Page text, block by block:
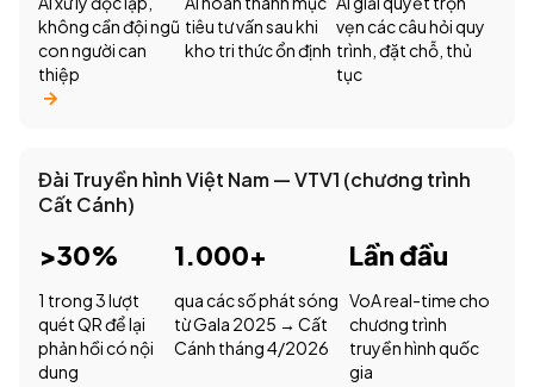
không cần đội ngũ
con người can
thiệp
tiêu tư vấn sau khi
kho tri thức ổn định
vẹn các câu hỏi quy
trình, đặt chỗ, thủ
tục
Đài Truyền hình Việt Nam — VTV1 (chương trình
Cất Cánh)
>30%
1 trong 3 lượt
quét QR để lại
phản hồi có nội
dung
1.000+
qua các số phát sóng
từ Gala 2025 → Cất
Cánh tháng 4/2026
Lần đầu
VoA real-time cho
chương trình
truyền hình quốc
gia